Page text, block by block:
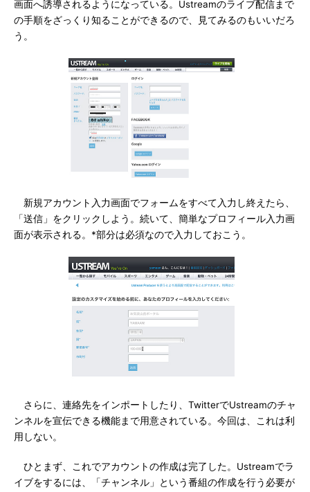
画面へ誘導されるようになっている。Ustreamのライブ配信まで
の手順をざっくり知ることができるので、見てみるのもいいだろ
う。
新規アカウント入力画面でフォームをすべて入力し終えたら、
「送信」をクリックしよう。続いて、簡単なプロフィール入力画
面が表示される。*部分は必須なので入力しておこう。
さらに、連絡先をインポートしたり、TwitterでUstreamのチャ
ンネルを宣伝できる機能まで用意されている。今回は、これは利
用しない。
ひとまず、これでアカウントの作成は完了した。Ustreamでラ
イブをするには、「チャンネル」という番組の作成を行う必要が